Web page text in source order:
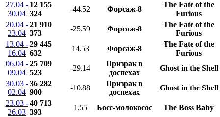
27.04 -
30.04
12 155
324
-44.52 Форсаж-8
The Fate of the
Furious
20.04 -
23.04
21 910
373
-25.59 Форсаж-8
The Fate of the
Furious
13.04 -
16.04
29 445
632
14.53 Форсаж-8
The Fate of the
Furious
06.04 -
09.04
25 709
523
-29.14
Призрак в
доспехах
Ghost in the Shell
30.03 -
02.04
36 282
900
-10.88
Призрак в
доспехах
Ghost in the Shell
23.03 -
26.03
40 713
393
1.55 Босс-молокосос
The Boss Baby